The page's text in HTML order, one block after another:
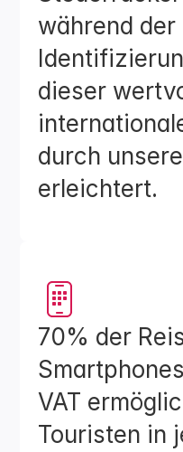
während
dieser
durch
erleichtert.
70% der
VAT
Touristen in